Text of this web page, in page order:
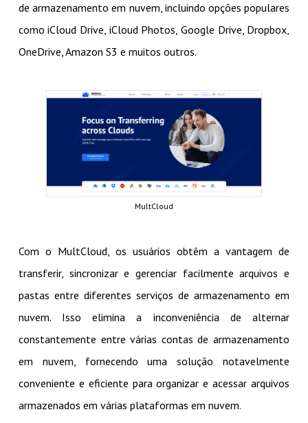
de armazenamento em nuvem, incluindo opções populares
como iCloud Drive, iCloud Photos, Google Drive, Dropbox,
OneDrive, Amazon S3 e muitos outros.
MultCloud
Com o MultCloud, os usuários obtêm a vantagem de
transferir, sincronizar e gerenciar facilmente arquivos e
pastas entre diferentes serviços de armazenamento em
nuvem. Isso elimina a inconveniência de alternar
constantemente entre várias contas de armazenamento
em nuvem, fornecendo uma solução notavelmente
conveniente e eficiente para organizar e acessar arquivos
armazenados em várias plataformas em nuvem.